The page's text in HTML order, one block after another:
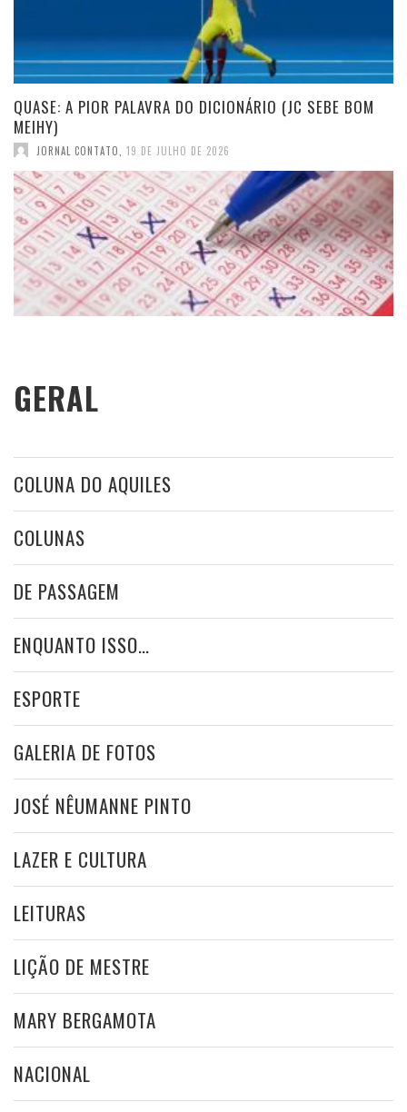
QUASE: A PIOR PALAVRA DO DICIONÁRIO (JC SEBE BOM
MEIHY)
JORNAL CONTATO 19 DE JULHO DE 2026
GERAL
COLUNA DO AQUILES
COLUNAS
DE PASSAGEM
ENQUANTO ISSO…
ESPORTE
GALERIA DE FOTOS
JOSÉ NÊUMANNE PINTO
LAZER E CULTURA
LEITURAS
LIÇÃO DE MESTRE
MARY BERGAMOTA
NACIONAL